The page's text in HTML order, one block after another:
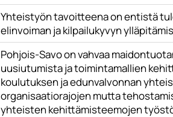
Yhteistyön tavoitteena on entistä
elinvoiman ja kilpailukyvyn
Pohjois-Savo on vahvaa
uusiutumista ja toimintamallien
koulutuksen ja edunvalvonnan
organisaatiorajojen mutta
yhteisten kehittämisteemojen